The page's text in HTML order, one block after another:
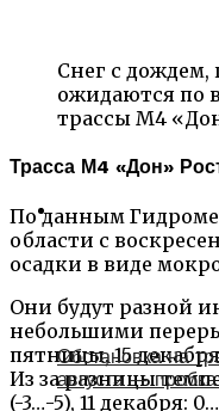
Снег с дождем,
ожидаются по
трассы М4
Трасса М4 «Дон»
По данным
области с
осадки в виде
Они будут разной
небольшими
пятницы, 15
Из за разницы
(-3…-5), 11 декабря:
Обстановка на
августа —